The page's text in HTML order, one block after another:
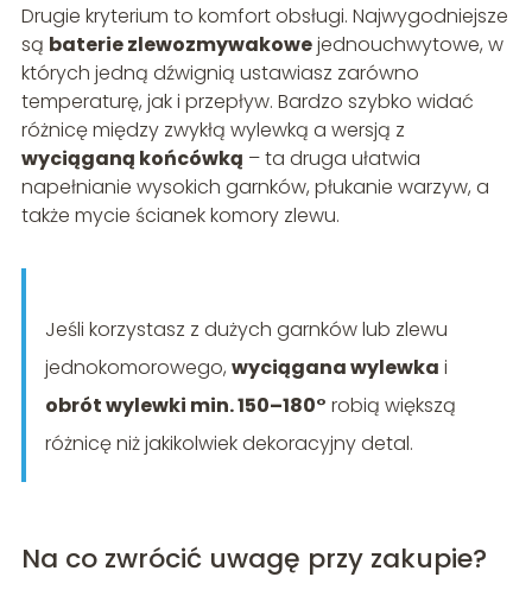
Drugie kryterium to komfort obsługi. Najwygodniejsze
są baterie zlewozmywakowejednouchwytowe, w
których jedną dźwignią ustawiasz zarówno
temperaturę, jak i przepływ. Bardzo szybko widać
różnicę między zwykłą wylewką a wersją z
wyciąganą końcówką – ta druga ułatwia
napełnianie wysokich garnków, płukanie warzyw, a
także mycie ścianek komory zlewu.
Jeśli korzystasz z dużych garnków lub zlewu
jednokomorowego, wyciągana wylewka i
obrót wylewki min. 150–180° robią większą
różnicę niż jakikolwiek dekoracyjny detal.
Na co zwrócić uwagę przy zakupie?